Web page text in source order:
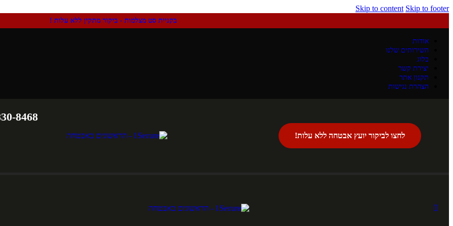
Skip to content Skip to footer
בקניית סט מצלמות - ביקור מתקין ללא עלות !
אודות
השירותים שלנו
בלוג
יצירת קשר
תקנון אתר
הצהרת נגישות
לחצו לביקור יועץ אבטחה ללא עלות!
8468